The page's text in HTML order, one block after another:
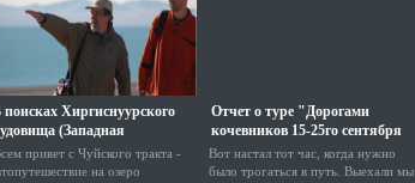
поисках Хиргиснуурского
(Западная
или подтверждение
...
привет с Чуйского тракта -
на озеро
Отчет о туре "Дорогами
кочевников 15-25го сентября
2014г"
Вот настал тот час, когда нужно
было трогаться в путь. Выехали мы